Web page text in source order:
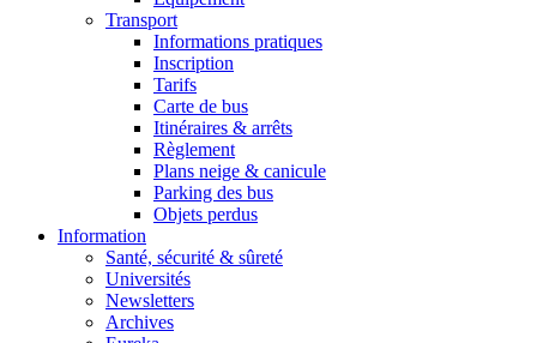
Transport
Informations pratiques
Inscription
Tarifs
Carte de bus
Itinéraires & arrêts
Règlement
Plans neige & canicule
Parking des bus
Objets perdus
Information
Santé, sécurité & sûreté
Universités
Newsletters
Archives